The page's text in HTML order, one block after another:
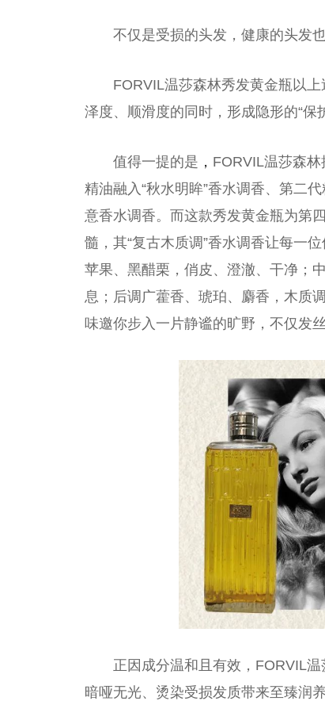
不仅是受损的头发，健康的头发
FORVIL温莎森林秀发黄金瓶以
泽度、顺滑度的同时，形成隐形的“保
值得一提的是 ， FORVIL温莎森
精油融入“秋水明眸”香水调香、第二
意香水调香。而这款秀发黄金瓶为第
髓，其“复古木质调”香水调香让每一
苹果、黑醋栗，俏皮、澄澈、干净；
息；后调广藿香、琥珀、麝香，木
味邀你步入一片静谧的旷野，不仅发
正因成分温和且有效，FORVIL
暗哑无光、烫染受损发质带来至臻润